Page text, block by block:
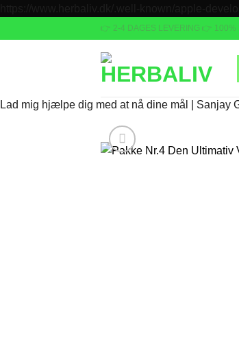
👉 2-4 DAGES LEVERING 👉 100%
Lad mig hjælpe dig med at nå dine mål | Sanjay